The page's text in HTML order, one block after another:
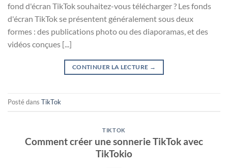
fond d'écran TikTok souhaitez-vous télécharger ? Les fonds
d'écran TikTok se présentent généralement sous deux
formes : des publications photo ou des diaporamas, et des
vidéos conçues [...]
CONTINUER LA LECTURE →
Posté dans TikTok
TIKTOK
Comment créer une sonnerie TikTok avec
TikTokio